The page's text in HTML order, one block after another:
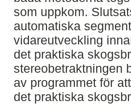
som uppkom.
automatiska
vidareutveckling
det praktiska
stereobetraktningen
av programmet för
det praktiska